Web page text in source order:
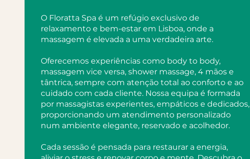
O Floratta Spa é um refúgio exclusivo de
relaxamento e bem-estar em Lisboa, onde a
massagem é elevada a uma verdadeira arte.
Oferecemos experiências como body to body,
massagem vice versa, shower massage, 4 mãos e
tântrica, sempre com atenção total ao conforto e ao
cuidado com cada cliente. Nossa equipa é formada
por massagistas experientes, empáticos e dedicados,
proporcionando um atendimento personalizado
num ambiente elegante, reservado e acolhedor.
Cada sessão é pensada para restaurar a energia,